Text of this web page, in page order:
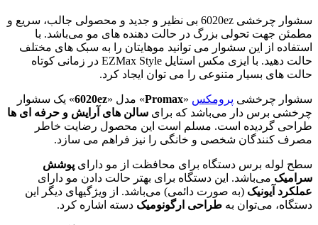
سشوار چرخشی 6020ez بی نظیر و جدید و محصولی جالب، سریع و
مطمئن جهت تحولی بزرگ در حالت دهنده های مو می‌باشد. با
استفاده از این سشوار می توانید موهایتان را به سبک های مختلف
حالت دهید. با ایزی مکس استایل EZMax Style در زمانی کوتاه
حالت های بسیار متنوعی را می توان ایجاد کرد.
سشوار چرخشی پرومکس «
Promax» مدل «6020ez» یک سشوار
چرخشی برس دار می‌باشد که برای سالن های آرایش و حرفه ای ها
طراحی گردیده است. مسلم است این محصول رضایت خاطر
مصرف کنندگان شخصی و خانگی را نیز فراهم می سازد.
سطح لوله برس دستگاه برای محافظت از مو دارای پوشش
سرامیک می‌باشد. این دستگاه برای بهتر حالت دادن مو دارای
عملکرد آیونیک (به صورت دائمی) می‌باشد. از ویژگیهای دیگر این
دستگاه، می‌توان به طراحی ارگونومیک دسته اشاره کرد.